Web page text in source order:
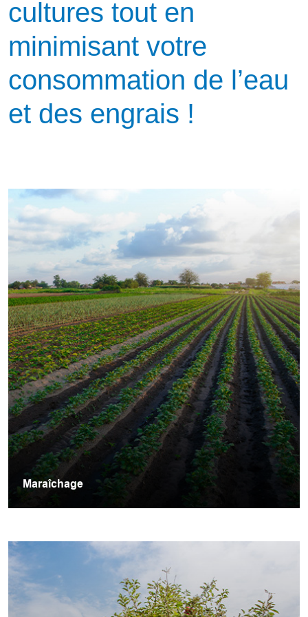
cultures tout en
minimisant votre
consommation de l’eau
et des engrais !
Maraîchage